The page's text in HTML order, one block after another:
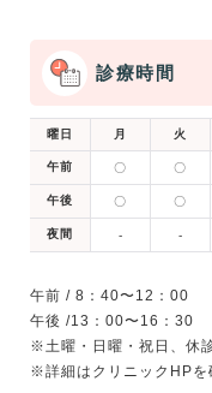
診療時間
曜日 月 火
午前 〇 〇
午後 〇 〇
夜間 - -
午前 / 8：40〜12：00
午後 /13：00〜16：30
※土曜・日曜・祝日、休